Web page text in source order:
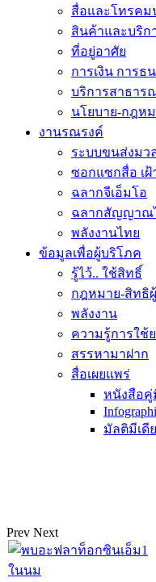
สื่อและโทรคม
สินค้าและบริก
ที่อยู่อาศัย
การเงิน การธ
บริการสาธาร
นโยบาย-กฎห
งานรณรงค์
ระบบขนส่งมว
ซอกแซกสื่อ เ
ฉลากจีเอ็มโอ
ฉลากสัญญาณ
พลังงานไทย
ข้อมูลเพื่อผู้บริโภค
รู้ไว้.. ใช้สิทธิ์
กฎหมาย-สิทธิ
พลังงาน
ความรู้การใช้
สรรหามาฝาก
สื่อเผยแพร่
หนังสือคู่
มัลติมีเดีย
Prev Next